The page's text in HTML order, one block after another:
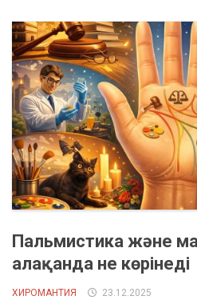
Пальмистика және
алақанда не көрінеді
ХИРОМАНТИЯ 23.12.2025